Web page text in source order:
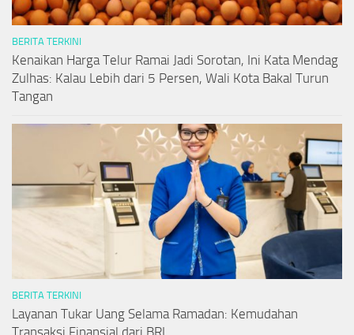
BERITA TERKINI
Kenaikan Harga Telur Ramai Jadi Sorotan, Ini Kata Mendag
Zulhas: Kalau Lebih dari 5 Persen, Wali Kota Bakal Turun
Tangan
BERITA TERKINI
Layanan Tukar Uang Selama Ramadan: Kemudahan